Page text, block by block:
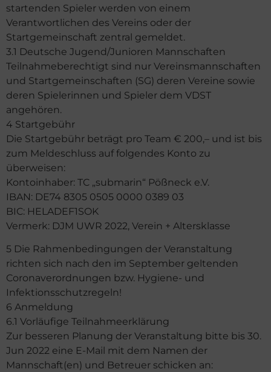
startenden Spieler werden von einem
Verantwortlichen des Vereins oder der
Startgemeinschaft zentral gemeldet.
3.1 Deutsche Jugend/Junioren Mannschaften
Teilnahmeberechtigt sind nur Vereinsmannschaften
und Startgemeinschaften (SG) deren Vereine sowie
deren Spielerinnen und Spieler dem VDST
angehören.
4 Startgebühr
Die Startgebühr beträgt pro Team € 200,– und ist bis
zum Meldeschluss auf folgendes Konto zu
überweisen:
Kontoinhaber: TC „submarin“ Pößneck e.V.
IBAN: DE74 8305 0505 0000 0389 03
BIC: HELADEF1SOK
Vermerk: DJM UWR 2022, Verein + Altersklasse
5 Die Rahmenbedingungen der Veranstaltung
richten sich nach den im September geltenden
Coronaverordnungen bzw. Hygiene- und
Infektionsschutzregeln!
6 Anmeldung
6.1 Vorläufige Teilnahmeerklärung
Zur besseren Planung der Veranstaltung bitte bis 30.
Jun 2022 eine E-Mail mit dem Namen der
Mannschaft(en) und Betreuer schicken an: